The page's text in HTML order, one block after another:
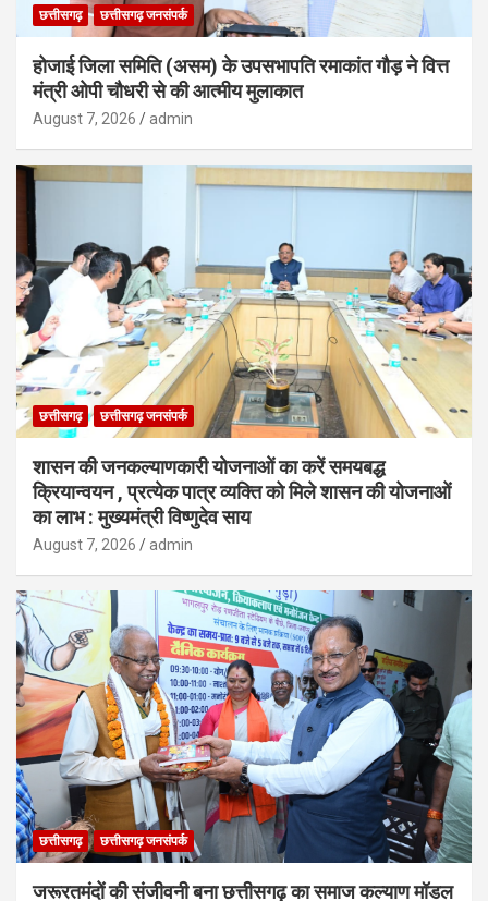
छत्तीसगढ़ छत्तीसगढ़ जनसंपर्क
होजाई जिला समिति (असम) के उपसभापति रमाकांत गौड़ ने वित्त
मंत्री ओपी चौधरी से की आत्मीय मुलाकात
August 7, 2026 admin
छत्तीसगढ़ छत्तीसगढ़ जनसंपर्क
शासन की जनकल्याणकारी योजनाओं का करें समयबद्ध
क्रियान्वयन , प्रत्येक पात्र व्यक्ति को मिले शासन की योजनाओं
का लाभ : मुख्यमंत्री विष्णुदेव साय
August 7, 2026 admin
छत्तीसगढ़ छत्तीसगढ़ जनसंपर्क
जरूरतमंदों की संजीवनी बना छत्तीसगढ़ का समाज कल्याण मॉडल